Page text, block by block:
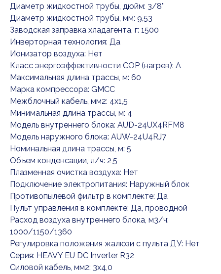
Диаметр жидкостной трубы, дюйм: 3/8"
Диаметр жидкостной трубы, мм: 9,53
Заводская заправка хладагента, г: 1500
Инверторная технология: Да
Ионизатор воздуха: Нет
Класс энергоэффективности COP (нагрев): A
Максимальная длина трассы, м: 60
Марка компрессора: GMCC
Межблочный кабель, мм2: 4x1,5
Минимальная длина трассы, м: 4
Модель внутреннего блока: AUD-24UX4RFM8
Модель наружного блока: AUW-24U4RJ7
Номинальная длина трассы, м: 5
Объем конденсации, л/ч: 2,5
Плазменная очистка воздуха: Нет
Подключение электропитания: Наружный блок
Противопылевой фильтр в комплекте: Да
Пульт управления в комплекте: Да, проводной
Расход воздуха внутреннего блока, м3/ч:
1000/1150/1360
Регулировка положения жалюзи с пульта ДУ: Нет
Серия: HEAVY EU DC Inverter R32
Силовой кабель, мм2: 3x4,0